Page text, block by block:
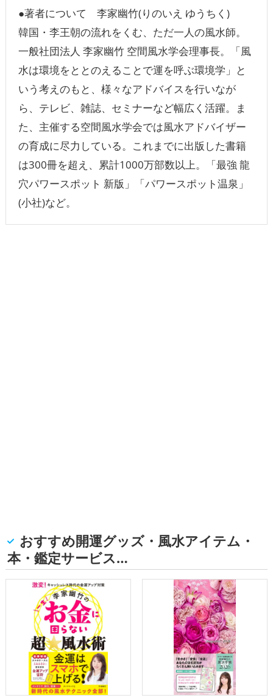
●著者について 李家幽竹(りのいえ ゆうちく)
韓国・李王朝の流れをくむ、ただ一人の風水師。
一般社団法人 李家幽竹 空間風水学会理事長。「風
水は環境をととのえることで運を呼ぶ環境学」と
いう考えのもと、様々なアドバイスを行いなが
ら、テレビ、雑誌、セミナーなど幅広く活躍。ま
た、主催する空間風水学会では風水アドバイザー
の育成に尽力している。これまでに出版した書籍
は300冊を超え、累計1000万部数以上。「最強 龍
穴パワースポット 新版」「パワースポット温泉」
(小社)など。
おすすめ開運グッズ・風水アイテム・
本・鑑定サービス…